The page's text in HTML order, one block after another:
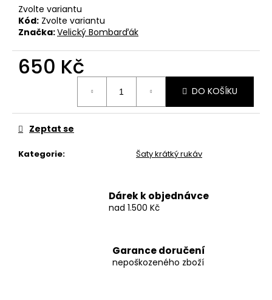
Zvolte variantu
Kód: Zvolte variantu
Značka:Velický Bombarďák
650 Kč
DO KOŠÍKU
Kategorie: Šaty krátký rukáv
Zeptat se
Dárek k objednávce
nad 1.500 Kč
Garance doručení
nepoškozeného zboží
e
m
e
-
ONLY
DEATH
IS